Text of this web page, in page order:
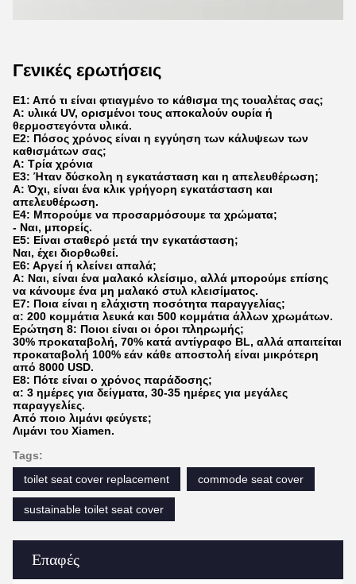
Επαφές
Γενικές ερωτήσεις
Ε1: Από τι είναι φτιαγμένο το κάθισμα της τουαλέτας σας;
Α: υλικά UV, ορισμένοι τους αποκαλούν ουρία ή
θερμοστεγόντα υλικά.
Ε2: Πόσος χρόνος είναι η εγγύηση των κάλυψεων των
καθισμάτων σας;
Α: Τρία χρόνια
Ε3: Ήταν δύσκολη η εγκατάσταση και η απελευθέρωση;
Α: Όχι, είναι ένα κλικ γρήγορη εγκατάσταση και
απελευθέρωση.
Ε4: Μπορούμε να προσαρμόσουμε τα χρώματα;
- Ναι, μπορείς.
Ε5: Είναι σταθερό μετά την εγκατάσταση;
Ναι, έχει διορθωθεί.
Ε6: Αργεί ή κλείνει απαλά;
Α: Ναι, είναι ένα μαλακό κλείσιμο, αλλά μπορούμε επίσης
να κάνουμε ένα μη μαλακό στυλ κλεισίματος.
Ε7: Ποια είναι η ελάχιστη ποσότητα παραγγελίας;
α: 200 κομμάτια λευκά και 500 κομμάτια άλλων χρωμάτων.
Ερώτηση 8: Ποιοι είναι οι όροι πληρωμής;
30% προκαταβολή, 70% κατά αντίγραφο BL, αλλά απαιτείται
προκαταβολή 100% εάν κάθε αποστολή είναι μικρότερη
από 8000 USD.
Ε8: Πότε είναι ο χρόνος παράδοσης;
α: 3 ημέρες για δείγματα, 30-35 ημέρες για μεγάλες
παραγγελίες.
Από ποιο λιμάνι φεύγετε;
Λιμάνι του Xiamen.
Tags:
toilet seat cover replacement
commode seat cover
sustainable toilet seat cover